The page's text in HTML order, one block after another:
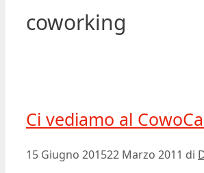
coworking
Ci vediamo al
15 Giugno 201522 Marzo 2011 di